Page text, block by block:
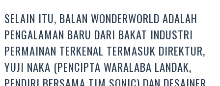
SELAIN ITU, BALAN WONDERWORLD ADALAH
PENGALAMAN BARU DARI BAKAT INDUSTRI
PERMAINAN TERKENAL TERMASUK DIREKTUR,
YUJI NAKA (PENCIPTA WARALABA LANDAK,